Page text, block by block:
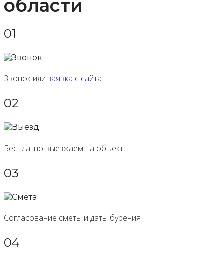
области
01
Звонок или заявка с сайта
02
Бесплатно выезжаем на объект
03
Согласование сметы и даты бурения
04